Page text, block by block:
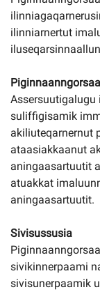
ilinniarnertut
suliffigisamik
akiliuteqarnernut
ataasiakkaanut
aningaasartuutit
atuakkat
aningaasartuutit.
Sivisussusia
sivikinnerpaami
sivisunerpaamik